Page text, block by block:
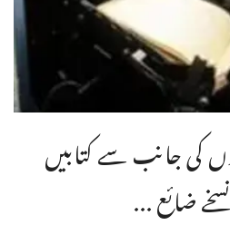
کی جانب سے کتابیں
ضائع ...